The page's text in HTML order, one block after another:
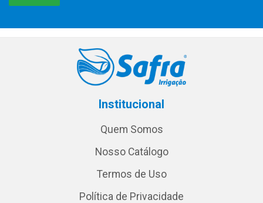
Institucional
Quem Somos
Nosso Catálogo
Termos de Uso
Política de Privacidade